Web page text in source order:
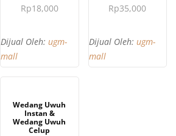
Rp18,000
Dijual Oleh:ugm-
mall
Rp35,000
Dijual Oleh: ugm-
mall
BELI SEKARANG
Wedang Uwuh
Instan &
Wedang Uwuh
Celup